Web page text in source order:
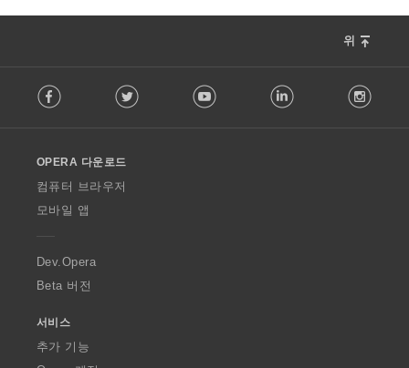
위
o
w
O
p
a
Facebook Twitter Youtube LinkedIn
OPERA 다운로드
컴퓨터 브라우저
모바일 앱
Dev.Opera
Beta 버전
서비스
추가 기능